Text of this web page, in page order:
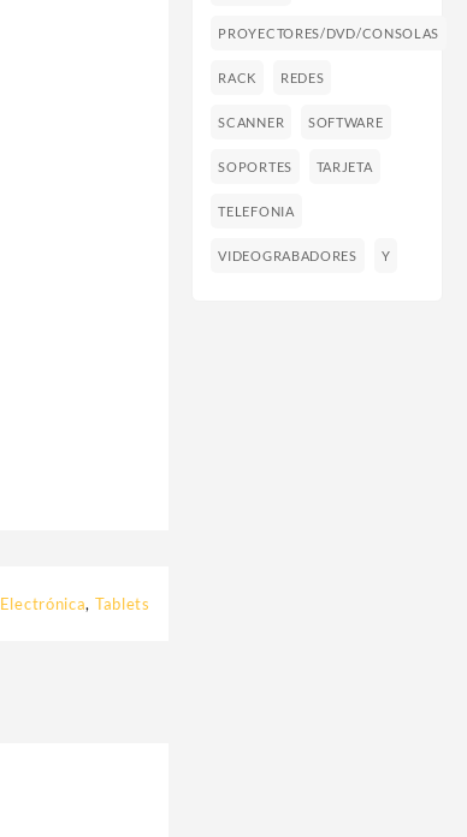
Electrónica, Tablets
PROYECTORES/DVD/CONSOLAS
RACK REDES
SCANNER SOFTWARE
SOPORTES TARJETA
TELEFONIA
VIDEOGRABADORES Y